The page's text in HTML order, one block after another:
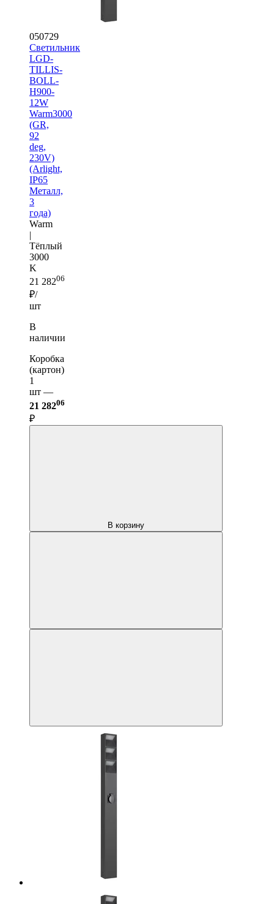
050729
Светильник
LGD-
TILLIS-
BOLL-
H900-
12W
Warm3000
(GR,
92
deg,
230V)
(Arlight,
IP65
Металл,
3
года)
Warm
|
Тёплый
3000
K
21 28206
₽/
шт
В
наличии
Коробка
(картон)
1
шт —
21 28206
₽
В корзину